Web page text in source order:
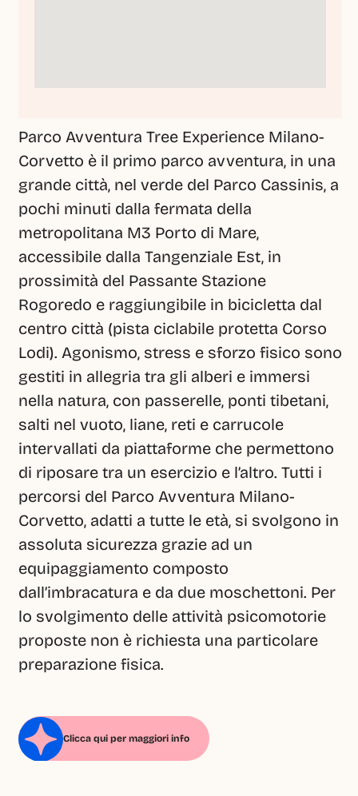
Parco Avventura Tree Experience Milano-
Corvetto è il primo parco avventura, in una
grande città, nel verde del Parco Cassinis, a
pochi minuti dalla fermata della
metropolitana M3 Porto di Mare,
accessibile dalla Tangenziale Est, in
prossimità del Passante Stazione
Rogoredo e raggiungibile in bicicletta dal
centro città (pista ciclabile protetta Corso
Lodi). Agonismo, stress e sforzo fisico sono
gestiti in allegria tra gli alberi e immersi
nella natura, con passerelle, ponti tibetani,
salti nel vuoto, liane, reti e carrucole
intervallati da piattaforme che permettono
di riposare tra un esercizio e l’altro. Tutti i
percorsi del Parco Avventura Milano-
Corvetto, adatti a tutte le età, si svolgono in
assoluta sicurezza grazie ad un
equipaggiamento composto
dall’imbracatura e da due moschettoni. Per
lo svolgimento delle attività psicomotorie
proposte non è richiesta una particolare
preparazione fisica.
Clicca qui per maggiori info